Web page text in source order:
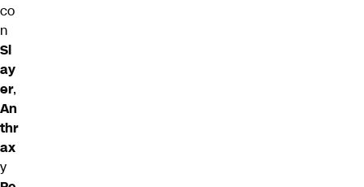
co
n
Sl
ay
er,
An
thr
ax
y